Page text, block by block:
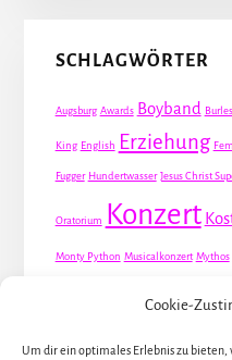
Cookie-
Um dir ein optimales Erlebnis zu bieten,
SCHLAGWÖRTER
Augsburg Awards Boyband
King English Erziehung
Fugger Hundertwasser Jesus Christ
Oratorium Konzert
Monty Python Musicalkonzert Mythos
Premiere Queer